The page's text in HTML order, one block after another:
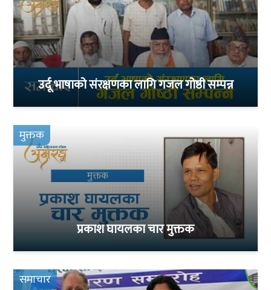
उर्दू भाषाको संरक्षणका लागि गजल गोष्ठी सम्पन्न
मुक्तक
प्रकाश घायलका चार मुक्तक
समाचार